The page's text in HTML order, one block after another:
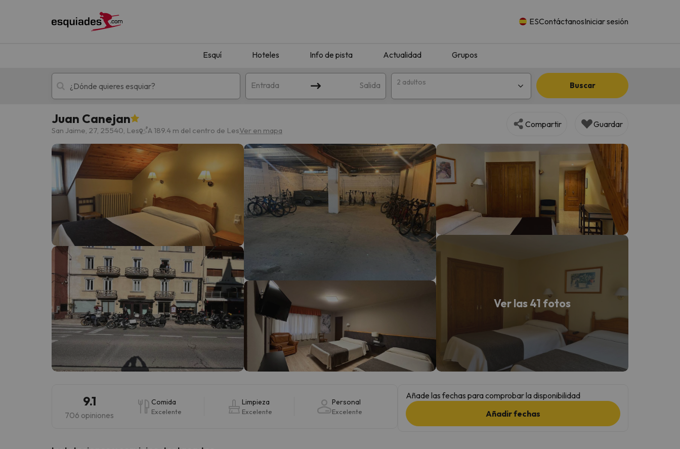
ESContáctanosIniciar sesión
Esquí Hoteles Info de pista Actualidad Grupos
Entrada Salida 2 adultos Buscar
Esquí Escapadas
¡Vaya! No hemos encontrado ningún resultado que coincida con tu búsqueda. Prueba a modificar el destino.
¡Vaya! Parece que nuestro buscador ha perdido el norte. En cuanto encuentre su brújula vuelve.
Juan Canejan
San Jaime, 27, 25540, Les A 189.4 m del centro de LesVer en mapa
Compartir Guardar
Ver las 41 fotos
9.1
706 opiniones
Comida
Excelente
Limpieza
Excelente
Personal
Excelente
Añade las fechas para comprobar la disponibilidad
Añadir fechas